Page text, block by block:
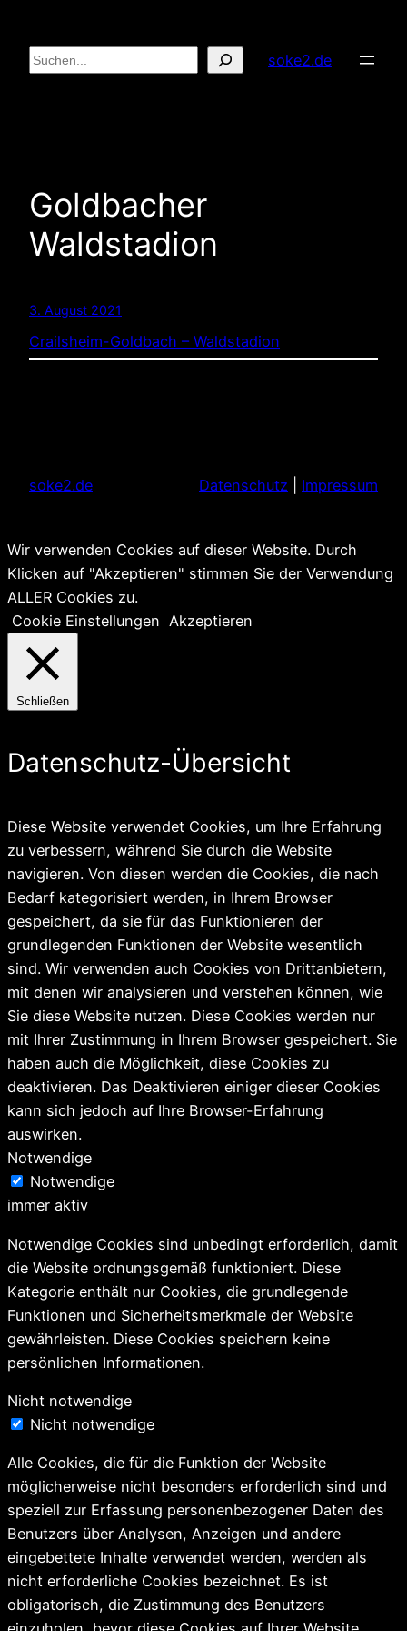
Inhalt
springen
Suchen soke2.de
Goldbacher
Waldstadion
3. August 2021
Crailsheim-Goldbach – Waldstadion
soke2.de Datenschutz Impressum
Wir verwenden Cookies auf dieser Website. Durch
Klicken auf "Akzeptieren" stimmen Sie der Verwendung
ALLER Cookies zu.
Cookie Einstellungen Akzeptieren
Schließen
Datenschutz-Übersicht
Diese Website verwendet Cookies, um Ihre Erfahrung
zu verbessern, während Sie durch die Website
navigieren. Von diesen werden die Cookies, die nach
Bedarf kategorisiert werden, in Ihrem Browser
gespeichert, da sie für das Funktionieren der
grundlegenden Funktionen der Website wesentlich
sind. Wir verwenden auch Cookies von Drittanbietern,
mit denen wir analysieren und verstehen können, wie
Sie diese Website nutzen. Diese Cookies werden nur
mit Ihrer Zustimmung in Ihrem Browser gespeichert. Sie
haben auch die Möglichkeit, diese Cookies zu
deaktivieren. Das Deaktivieren einiger dieser Cookies
kann sich jedoch auf Ihre Browser-Erfahrung
auswirken.
Notwendige
Notwendige
immer aktiv
Notwendige Cookies sind unbedingt erforderlich, damit
die Website ordnungsgemäß funktioniert. Diese
Kategorie enthält nur Cookies, die grundlegende
Funktionen und Sicherheitsmerkmale der Website
gewährleisten. Diese Cookies speichern keine
persönlichen Informationen.
Nicht notwendige
Nicht notwendige
Alle Cookies, die für die Funktion der Website
möglicherweise nicht besonders erforderlich sind und
speziell zur Erfassung personenbezogener Daten des
Benutzers über Analysen, Anzeigen und andere
eingebettete Inhalte verwendet werden, werden als
nicht erforderliche Cookies bezeichnet. Es ist
obligatorisch, die Zustimmung des Benutzers